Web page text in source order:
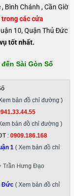
Bình Chánh , Cần Giờ
các cửa
10, Quận Thủ Đức
tốt nhất.
Sài Gòn Số
bản đồ chỉ đường )
bản đồ chỉ đường )
: 0909.186.168
1 ( Xem bản đồ chỉ
Trần Hưng Đạo
Đức( Xem bản đồ chỉ